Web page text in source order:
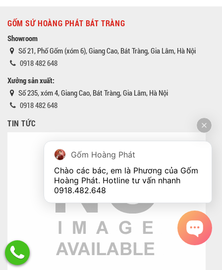
GỐM SỨ HOÀNG PHÁT BÁT TRÀNG
Showroom
Số 21, Phố Gốm (xóm 6), Giang Cao, Bát Tràng, Gia Lâm, Hà Nội
0918 482 648
Xưởng sản xuất:
Số 235, xóm 4, Giang Cao, Bát Tràng, Gia Lâm, Hà Nội
0918 482 648
TIN TỨC
Gốm Hoàng Phát
Chào các bác, em là Phương của Gốm
0918.482.648